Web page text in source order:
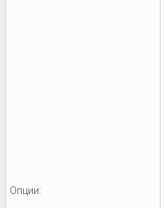
Опции: